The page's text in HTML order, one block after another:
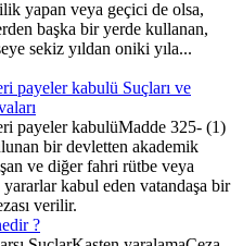
yapan veya geçici de olsa,
başka bir yerde kullanan,
sekiz yıldan oniki yıla...
payeler kabulü Suçları ve
payeler kabulüMadde 325- (1)
bir devletten akademik
ve diğer fahri rütbe veya
kabul eden vatandaşa bir
verilir.
?